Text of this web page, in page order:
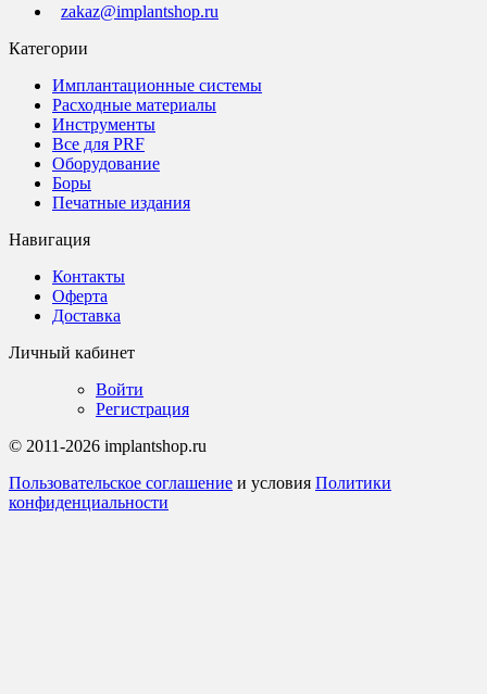
zakaz@implantshop.ru
Категории
Имплантационные системы
Расходные материалы
Инструменты
Все для PRF
Оборудование
Боры
Печатные издания
Навигация
Контакты
Оферта
Доставка
Личный кабинет
Войти
Регистрация
© 2011-2026 implantshop.ru
Пользовательское соглашение и условия Политики
конфиденциальности